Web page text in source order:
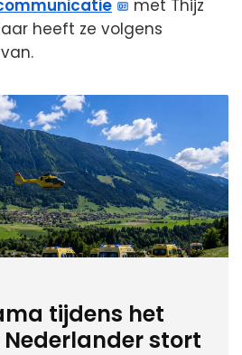
met Thijz
heeft ze volgens
tijdens het
stort